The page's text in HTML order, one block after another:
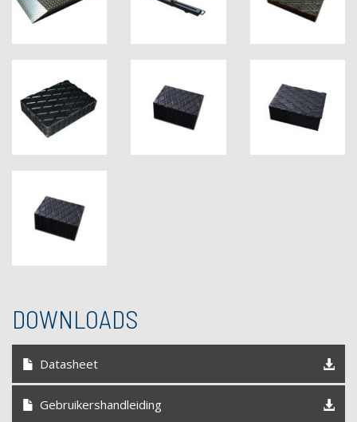
DOWNLOADS
Datasheet
Gebruikershandleiding